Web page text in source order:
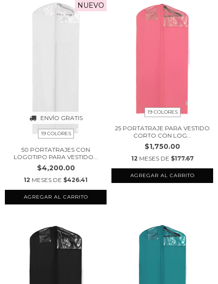
ENVÍO GRATIS
NUEVO
19 COLORES
50 PORTATRAJES CON
LOGOTIPO PARA VESTIDO...
$4,200.00
12 MESES DE $426.41
AGREGAR AL CARRITO
19 COLORES
25 PORTATRAJE PARA VESTIDO
CORTO CON LOG...
$1,750.00
12 MESES DE $177.67
AGREGAR AL CARRITO